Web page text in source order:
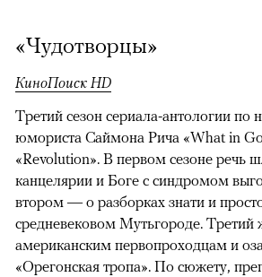
«Чудотворцы»
КиноПоиск HD
Третий сезон сериала-антологии по
юмориста Саймона Рича «What in
«Revolution». В первом сезоне речь
канцелярии и Боге с синдромом
втором — о разборках знати и
средневековом Мутьгороде. Третий
американским первопроходцам и
«Орегонская тропа». По сюжету,